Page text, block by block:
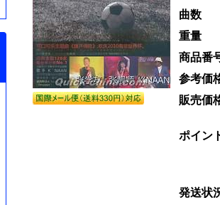
曲数
重量
商品番
参考価
販売価
ポイン
発送状